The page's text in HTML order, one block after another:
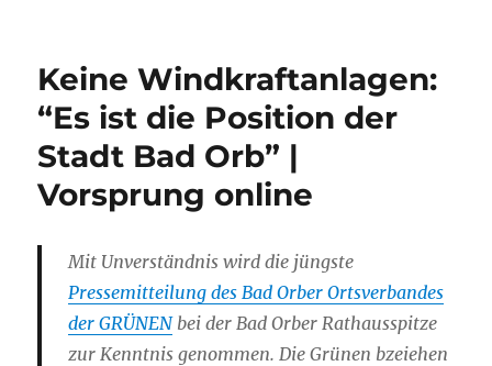
Keine Windkraftanlagen:
“Es ist die Position der
Stadt Bad Orb” |
Vorsprung online
Mit Unverständnis wird die jüngste
Pressemitteilung des Bad Orber Ortsverbandes
der GRÜNENbei der Bad Orber Rathausspitze
zur Kenntnis genommen. Die Grünen bzeiehen